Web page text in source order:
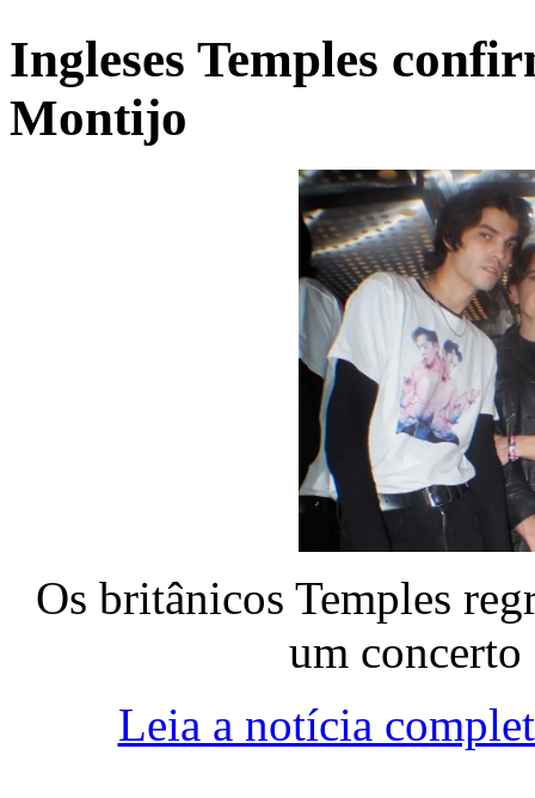
Ingleses Temples
Montijo
Os britânicos Temples
um concerto
Leia a notícia